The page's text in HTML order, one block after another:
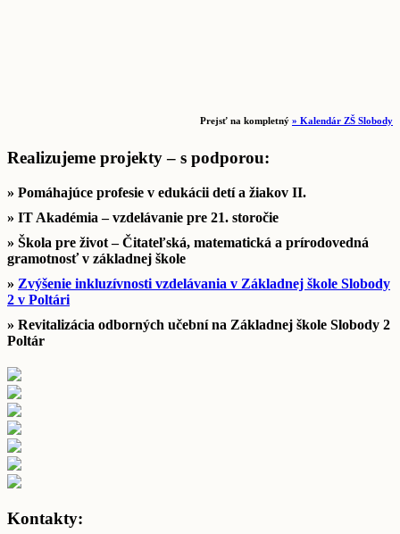
Prejsť na kompletný » Kalendár ZŠ Slobody
Realizujeme projekty – s podporou:
» Pomáhajúce profesie v edukácii detí a žiakov II.
» IT Akadémia – vzdelávanie pre 21. storočie
» Škola pre život – Čitateľská, matematická a prírodovedná
gramotnosť v základnej škole
» Zvýšenie inkluzívnosti vzdelávania v Základnej škole Slobody
2 v Poltári
» Revitalizácia odborných učební na Základnej škole Slobody 2
Poltár
Kontakty: